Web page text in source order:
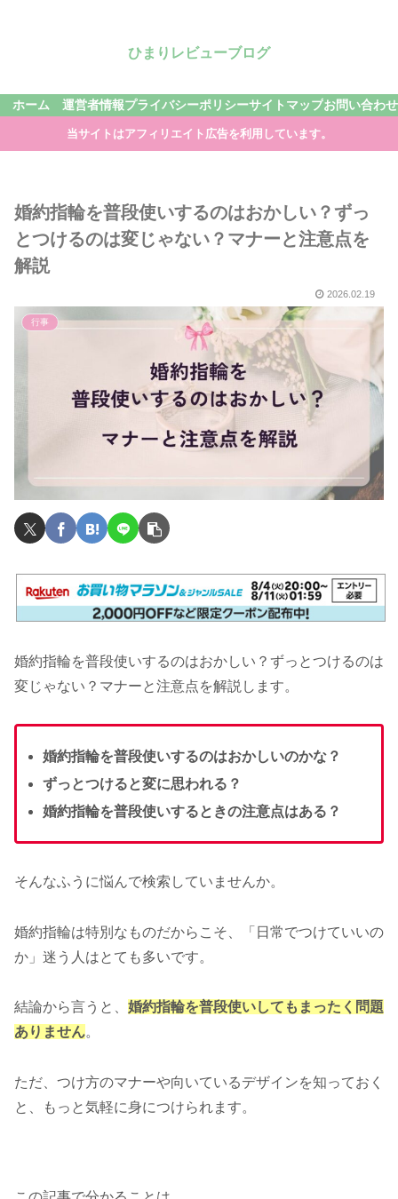
ひまりレビューブログ
ホーム 運営者情報プライバシーポリシーサイトマップお問い合わせ
当サイトはアフィリエイト広告を利用しています。
婚約指輪を普段使いするのはおかしい？ずっ
とつけるのは変じゃない？マナーと注意点を
解説
2026.02.19
行事
婚約指輪を普段使いするのはおかしい？ずっとつけるのは
変じゃない？マナーと注意点を解説します。
婚約指輪を普段使いするのはおかしいのかな？
ずっとつけると変に思われる？
婚約指輪を普段使いするときの注意点はある？
そんなふうに悩んで検索していませんか。
婚約指輪は特別なものだからこそ、「日常でつけていいの
か」迷う人はとても多いです。
結論から言うと、 婚約指輪を普段使いしてもまったく問題
ありません。
ただ、つけ方のマナーや向いているデザインを知っておく
と、もっと気軽に身につけられます。